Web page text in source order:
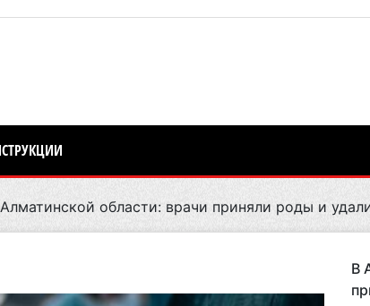
области: врачи приняли роды и
В